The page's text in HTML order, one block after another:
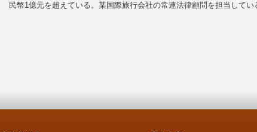
民幣1億元を超えている。某国際旅行会社の常連法律顧問を担当してい